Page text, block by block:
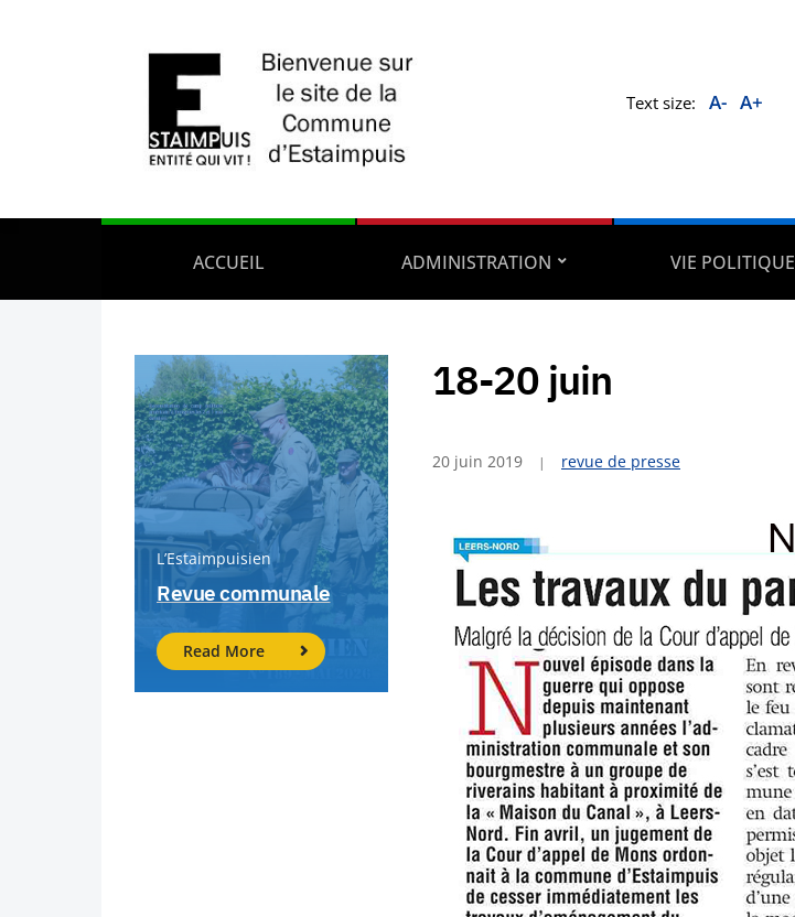
Text size: A- A+
ACCUEIL ADMINISTRATION VIE POLITIQUE
L’Estaimpuisien
Revue communale
Read More
18-20 juin
20 juin 2019 revue de presse